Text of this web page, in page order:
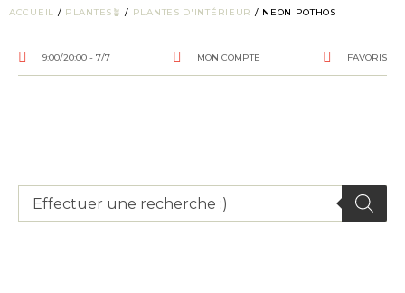
ACCUEIL / PLANTES🪴 / PLANTES D'INTÉRIEUR / NEON POTHOS
9:00/20:00 - 7/7 MON COMPTE FAVORIS